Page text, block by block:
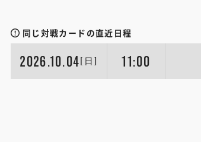
同じ対戦カードの直近日程
2026.10.04 [日] 11:00